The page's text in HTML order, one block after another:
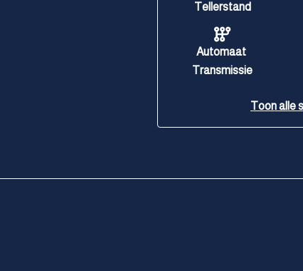
Tellerstand
Automaat
Transmissie
Toon alle